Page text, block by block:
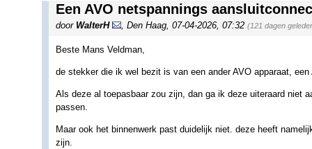
Een AVO netspannings
door WalterH Den Haag 07-04-2026, 07:32 (121 dagen
Beste Mans Veldman,
de stekker die ik wel bezit is van een ander AVO apparaat,
Als deze al toepasbaar zou zijn, dan ga ik deze uiteraard niet
passen.
Maar ook het binnenwerk past duidelijk niet. deze heeft
zijn.